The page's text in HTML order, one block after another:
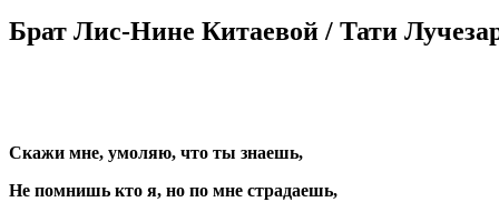
Брат Лис-Нине Китаевой / Тати
Скажи мне, умоляю, что ты знаешь,
Не помнишь кто я, но по мне страдаешь,